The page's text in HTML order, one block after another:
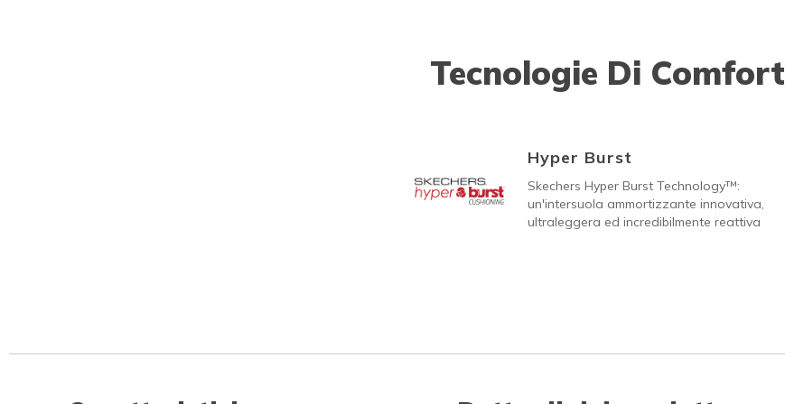
Tecnologie Di Comfort
Hyper Burst
Skechers Hyper Burst Technology™:
un'intersuola ammortizzante innovativa,
ultraleggera ed incredibilmente reattiva